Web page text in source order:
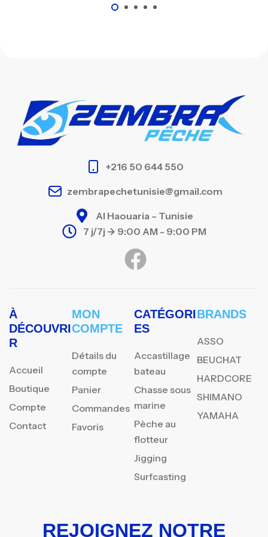
+216 50 644 550
zembrapechetunisie@gmail.com
Al Haouaria – Tunisie
7 j/7j -> 9:00 AM - 9:00 PM
À
DÉCOUVRI
R
Accueil
Boutique
Compte
Contact
MON
COMPTE
Détails du
compte
Panier
Commandes
Favoris
CATÉGORI
ES
Accastillage
bateau
Chasse sous
marine
Pèche au
flotteur
Jigging
Surfcasting
BRANDS
ASSO
BEUCHAT
HARDCORE
SHIMANO
YAMAHA
REJOIGNEZ NOTRE